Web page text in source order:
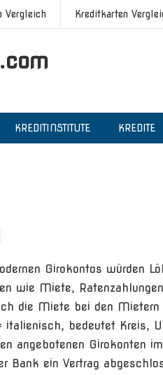
Vergleich Kreditkarten
KREDITINSTITUTE KREDITE
Girokontos würden
wie Miete,
die Miete bei den
italienisch, bedeutet Kreis,
angebotenen Girokonten
Bank ein Vertrag